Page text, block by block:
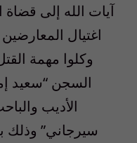
آيات الله إلى قضاة
اغتيال
وكلوا مهمة
السجن “سعيد
الأديب
سيرجاني” وذلك